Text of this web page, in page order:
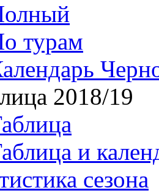
турам
2018/19
и
сезона